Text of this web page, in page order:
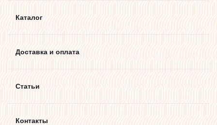
Каталог
Доставка и оплата
Статьи
Контакты